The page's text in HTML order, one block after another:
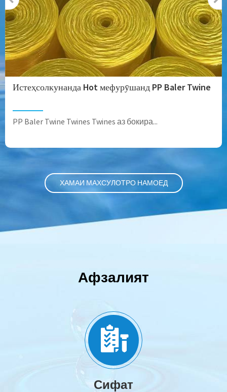
Истеҳсолкунанда Hot мефурӯшанд PP Baler Twine
PP Baler Twine Twines Twines аз бокира...
ХАМАИ МАХСУЛОТРО НАМОЕД
Афзалият
Сифат